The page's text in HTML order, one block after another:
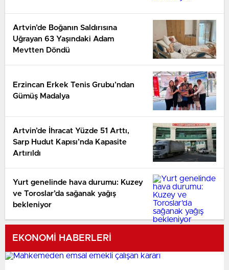
Artvin’de Boğanın Saldırısına
Uğrayan 63 Yaşındaki Adam
Mevtten Döndü
Erzincan Erkek Tenis Grubu’ndan
Gümüş Madalya
Artvin’de İhracat Yüzde 51 Arttı,
Sarp Hudut Kapısı’nda Kapasite
Artırıldı
Yurt genelinde hava durumu: Kuzey
ve Toroslar’da sağanak yağış
bekleniyor
EKONOMİ HABERLERİ